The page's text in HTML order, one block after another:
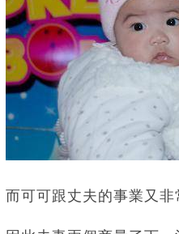
而可可跟丈夫的事業又